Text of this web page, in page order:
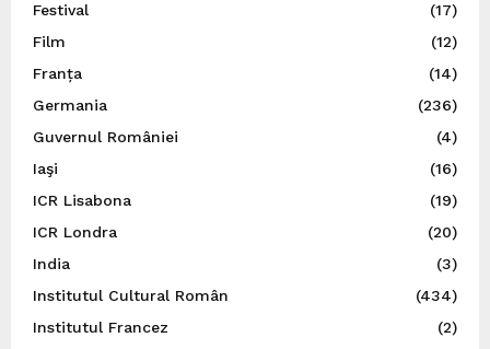
Festival
(17)
Film
(12)
Franța
(14)
Germania
(236)
Guvernul României
(4)
Iaşi
(16)
ICR Lisabona
(19)
ICR Londra
(20)
India
(3)
Institutul Cultural Român
(434)
Institutul Francez
(2)